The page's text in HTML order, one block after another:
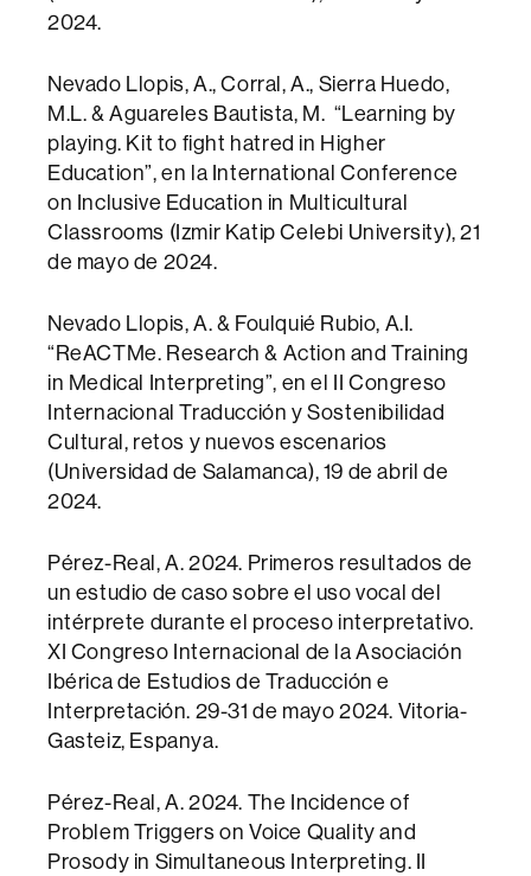
2024.
Nevado Llopis, A., Corral, A., Sierra Huedo,
M.L. & Aguareles Bautista, M. “Learning by
playing. Kit to fight hatred in Higher
Education”, en la International Conference
on Inclusive Education in Multicultural
Classrooms (Izmir Katip Celebi University), 21
de mayo de 2024.
Nevado Llopis, A. & Foulquié Rubio, A.I.
“ReACTMe. Research & Action and Training
in Medical Interpreting”, en el II Congreso
Internacional Traducción y Sostenibilidad
Cultural, retos y nuevos escenarios
(Universidad de Salamanca), 19 de abril de
2024.
Pérez-Real, A. 2024. Primeros resultados de
un estudio de caso sobre el uso vocal del
intérprete durante el proceso interpretativo.
XI Congreso Internacional de la Asociación
Ibérica de Estudios de Traducción e
Interpretación. 29-31 de mayo 2024. Vitoria-
Gasteiz, Espanya.
Pérez-Real, A. 2024. The Incidence of
Problem Triggers on Voice Quality and
Prosody in Simultaneous Interpreting. II